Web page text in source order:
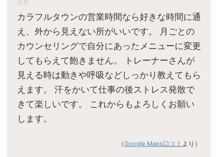
カラフルタウンの営業時間なら好きな時間に通
え、外から見えない所がいいです。 月ごとの
カウンセリングで自分にあったメニューに変更
してもらえて飽きません。 トレーナーさんが
見える時は動きや呼吸などしっかり教えてもら
えます。 汗をかいて仕事の後ストレス発散で
きて楽しいです。 これからもよろしくお願い
します。
（Google Maps口コミ より）